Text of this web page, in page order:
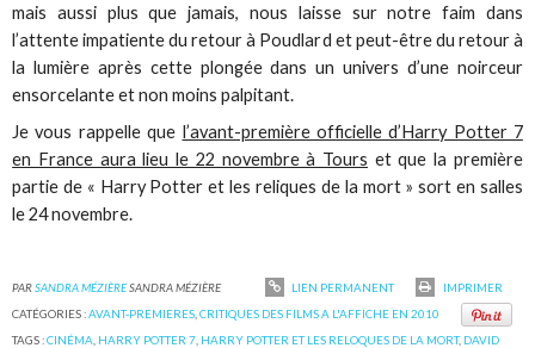
mais aussi plus que jamais, nous laisse sur notre faim dans
l’attente impatiente du retour à Poudlard et peut-être du retour à
la lumière après cette plongée dans un univers d’une noirceur
ensorcelante et non moins palpitant.
Je vous rappelle que l’avant-première officielle d’Harry Potter 7
en France aura lieu le 22 novembre à Tours et que la première
partie de « Harry Potter et les reliques de la mort » sort en salles
le 24 novembre.
PARSANDRA MÉZIÈRESANDRA MÉZIÈRE LIEN PERMANENT
IMPRIMER
CATÉGORIES :AVANT-PREMIERES ,CRITIQUES DES FILMS A L'AFFICHE EN 2010
TAGS :CINÉMA HARRY POTTER 7 HARRY POTTER ET LES RELOQUES DE LA MORT, DAVID